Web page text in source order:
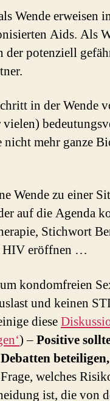
Wende
Aids. Als
der potenziell
in der Wende
mehr ganze
Wende zu einer
auf die Agenda
Stichwort
HIV eröffnen …
kondomfreien
und keinen
diese
) –Positive
welches
ist, die von